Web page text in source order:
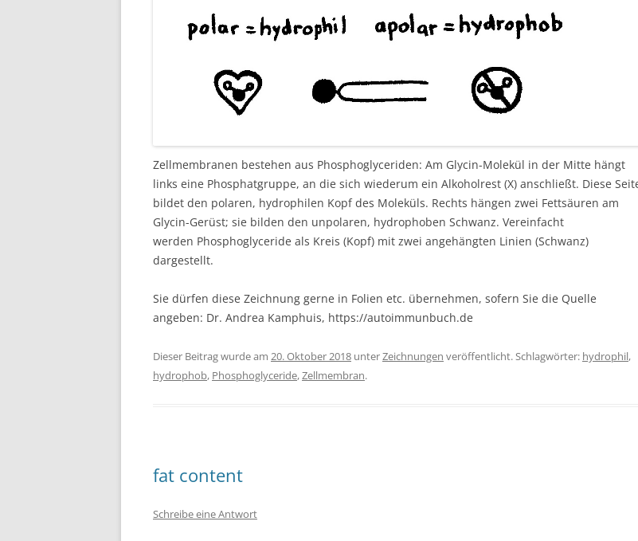
Zellmembranen bestehen aus Phosphoglyceriden: Am Glycin-Molekül in der Mitte hängt
links eine Phosphatgruppe, an die sich wiederum ein Alkoholrest (X) anschließt. Diese
bildet den polaren, hydrophilen Kopf des Moleküls. Rechts hängen zwei Fettsäuren am
Glycin-Gerüst; sie bilden den unpolaren, hydrophoben Schwanz. Vereinfacht
werden Phosphoglyceride als Kreis (Kopf) mit zwei angehängten Linien (Schwanz)
dargestellt.
Sie dürfen diese Zeichnung gerne in Folien etc. übernehmen, sofern Sie die Quelle
angeben: Dr. Andrea Kamphuis, https://autoimmunbuch.de
Dieser Beitrag wurde am 20. Oktober 2018 unterZeichnungen veröffentlicht. Schlagwörter: hydrophil,
hydrophob, Phosphoglyceride,Zellmembran.
fat content
Schreibe eine Antwort